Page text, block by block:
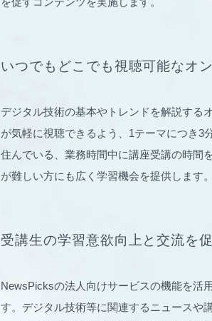
いつでもどこでも視聴可能なオ
デジタル技術の基本やトレンドを解説する
が気軽に視聴できるよう、1テーマにつき3
住んでいる、業務時間中に講座受講の時間
が難しい方にも広く学習機会を提供します。
受講生の学習意欲向上と交流を
NewsPicksの法人向けサービスの機能を活
す。デジタル技術等に関連するニュースや